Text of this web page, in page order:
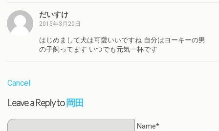
だいすけ
2015年3月20日
はじめまして犬は可愛いいですね 自分はヨーキーの男
の子飼ってます いつでも元気一杯です
Cancel
Leave a Reply to 岡田
Name*